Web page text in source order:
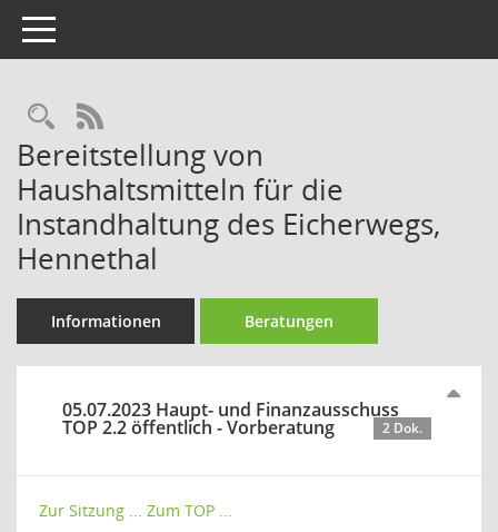
Toggle navigation
Rechercheauswahl
RSS-Feed
Bereitstellung von
Haushaltsmitteln für die
Instandhaltung des Eicherwegs,
Hennethal
Informationen Beratungen
05.07.2023 Haupt- und Finanzausschuss
TOP 2.2 öffentlich - Vorberatung 2 Dok.
Zur Sitzung ... Zum TOP ...